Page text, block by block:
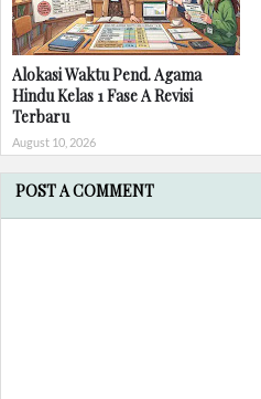
Alokasi Waktu Pend. Agama
Hindu Kelas 1 Fase A Revisi
Terbaru
August 10, 2026
POST A COMMENT